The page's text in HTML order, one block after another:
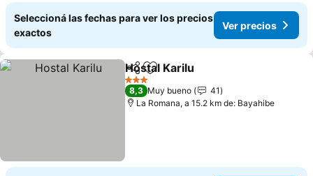
Seleccioná las fechas para ver los precios
exactos
Ver precios
CompartirAñadir a favoritos
Hostal Karilu
3 Estrellas
8,3 Muy bueno
41
La Romana, a 15.2 km de: Bayahibe